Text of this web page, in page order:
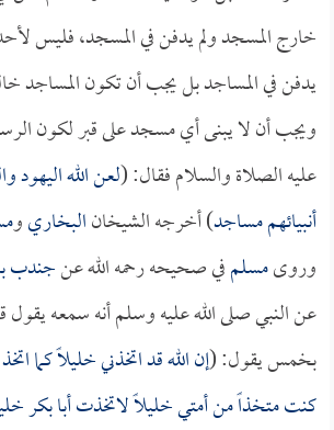
خارج المسجد ولم يدفن في المسجد، فليس
يدفن في المساجد بل يجب أن تكون المساجد
ويجب أن لا يبنى أي مسجد على قبر لكون
عليه الصلاة والسلام فقال: (لعن الله اليهود
أنبيائهم مساجد) أخرجه الشيخانالبخاريو
وروىمسلمفي صحيحه رحمه الله عنجندب
عن النبي صلى الله عليه وسلم أنه سمعه
بخمس يقول: (إن الله قد اتخذني خليلاً كما
كنت متخذاً من أمتي خليلاً لاتخذتأبا بكر